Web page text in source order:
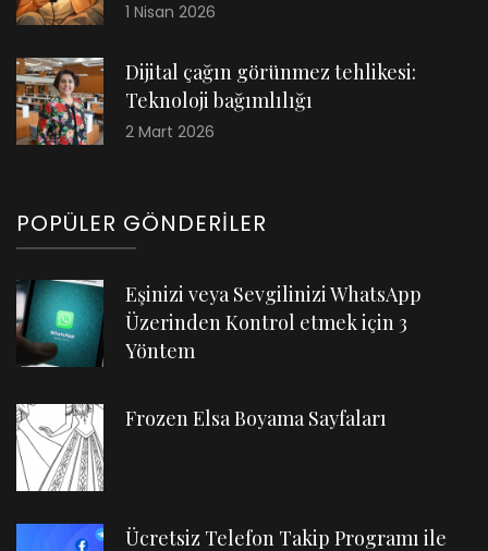
1 Nisan 2026
Dijital çağın görünmez tehlikesi:
Teknoloji bağımlılığı
2 Mart 2026
POPÜLER GÖNDERILER
Eşinizi veya Sevgilinizi WhatsApp
Üzerinden Kontrol etmek için 3
Yöntem
Frozen Elsa Boyama Sayfaları
Ücretsiz Telefon Takip Programı ile